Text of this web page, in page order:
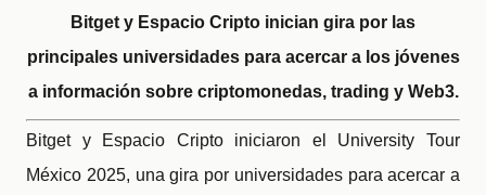
Bitget y Espacio Cripto inician gira por las
principales universidades para acercar a los jóvenes
a información sobre criptomonedas, trading y Web3.
Bitget y Espacio Cripto iniciaron el University Tour
México 2025, una gira por universidades para acercar a